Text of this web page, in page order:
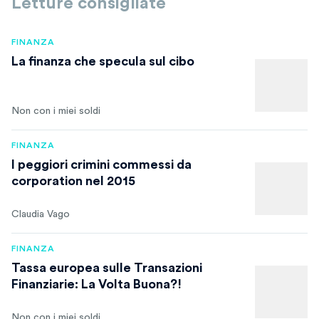
Letture consigliate
FINANZA
La finanza che specula sul cibo
Non con i miei soldi
FINANZA
I peggiori crimini commessi da
corporation nel 2015
Claudia Vago
FINANZA
Tassa europea sulle Transazioni
Finanziarie: La Volta Buona?!